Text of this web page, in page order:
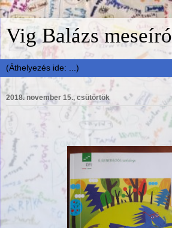
Vig Balázs meseíró
2018. november 15., csütörtök